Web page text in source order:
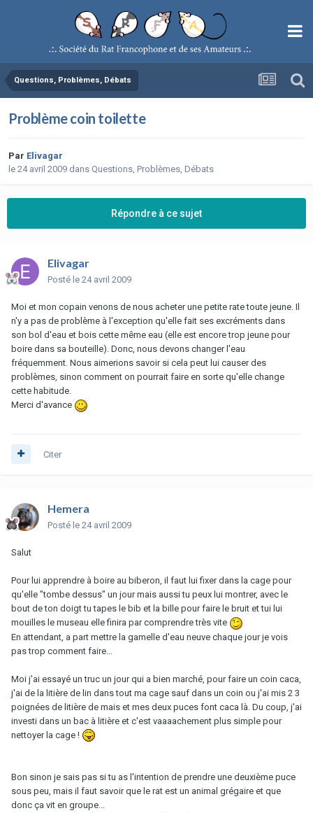
Questions, Problèmes, Débats
Problème coin toilette
Par Elivagar
le 24 avril 2009 dans Questions, Problèmes, Débats
Répondre à ce sujet
Elivagar
Posté le 24 avril 2009
Moi et mon copain venons de nous acheter une petite rate toute jeune. Il
n'y a pas de problème à l'exception qu'elle fait ses excréments dans
son bol d'eau et bois cette même eau (elle est encore trop jeune pour
boire dans sa bouteille). Donc, nous devons changer l'eau
fréquemment. Nous aimerions savoir si cela peut lui causer des
problèmes, sinon comment on pourrait faire en sorte qu'elle change
cette habitude.
Merci d'avance
Citer
Hemera
Posté le 24 avril 2009
Salut
Pour lui apprendre à boire au biberon, il faut lui fixer dans la cage pour
qu'elle "tombe dessus" un jour mais aussi tu peux lui montrer, avec le
bout de ton doigt tu tapes le bib et la bille pour faire le bruit et tui lui
mouilles le museau elle finira par comprendre très vite
En attendant, a part mettre la gamelle d'eau neuve chaque jour je vois
pas trop comment faire...
Moi j'ai essayé un truc un jour qui a bien marché, pour faire un coin caca,
j'ai de la litière de lin dans tout ma cage sauf dans un coin ou j'ai mis 2 3
poignées de litière de mais et mes deux puces font caca là. Du coup, j'ai
investi dans un bac à litière et c'est vaaaachement plus simple pour
nettoyer la cage !
Bon sinon je sais pas si tu as l'intention de prendre une deuxième puce
sous peu, mais il faut savoir que le rat est un animal grégaire et que
donc ça vit en groupe...